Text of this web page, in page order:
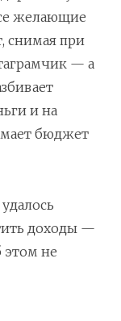
желающие
снимая при
— а
и на
бюджет
доходы —
не